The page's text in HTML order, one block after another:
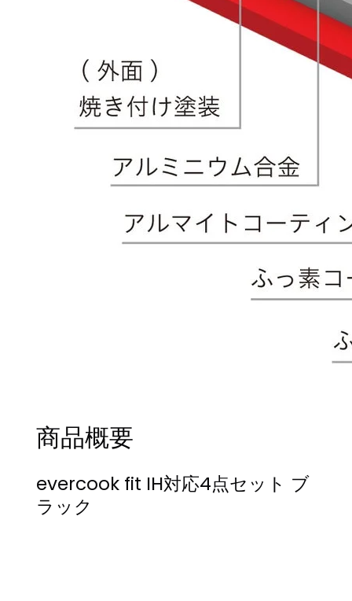
商品概要
evercook fit IH対応4点セット ブ
ラック